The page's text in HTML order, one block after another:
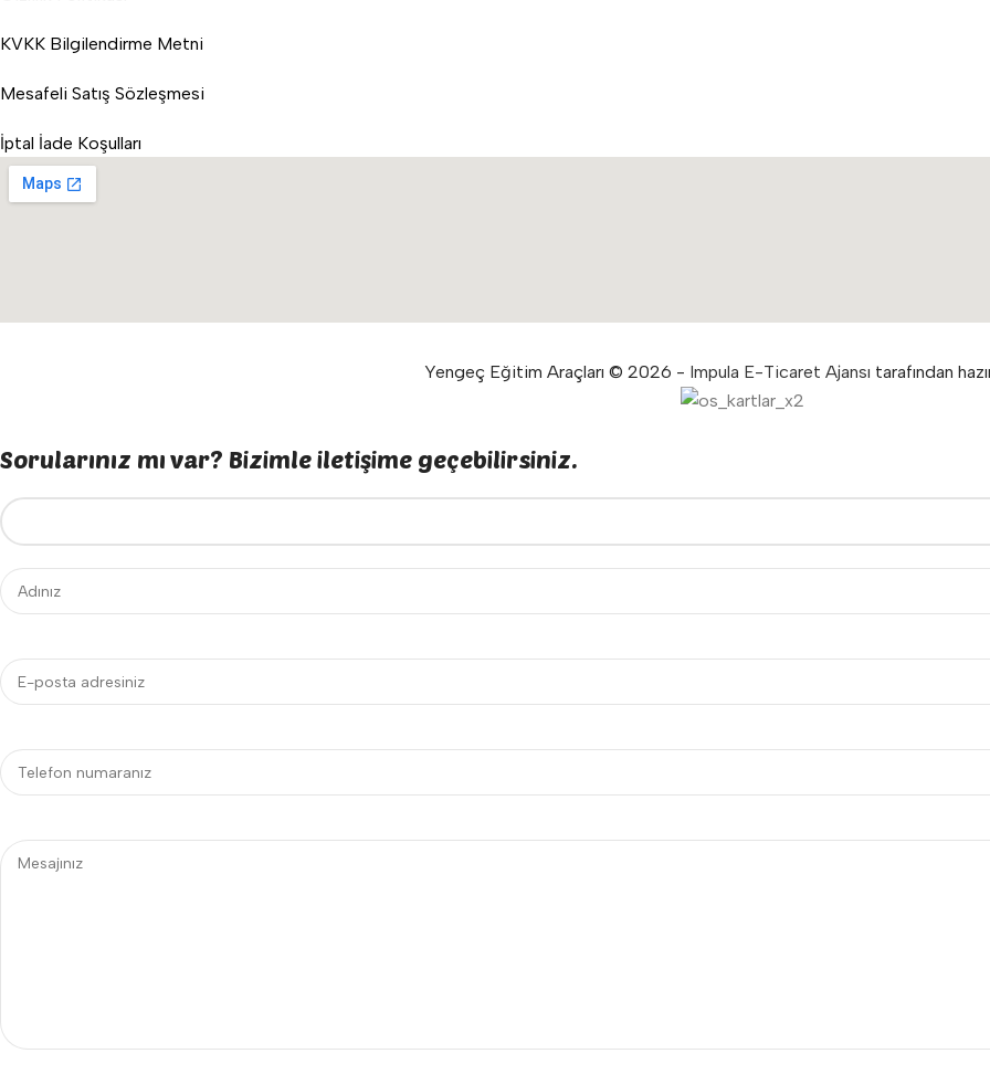
KVKK Bilgilendirme Metni
Mesafeli Satış Sözleşmesi
İptal İade Koşulları
Yengeç Eğitim Araçları © 2026 - Impula E-Ticaret Ajansı tarafından
Sorularınız mı var? Bizimle iletişime geçebilirsiniz.